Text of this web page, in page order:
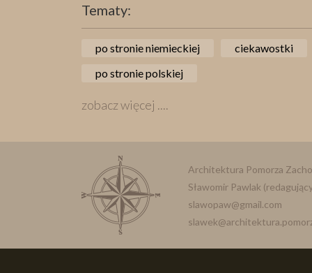
Tematy:
po stronie niemieckiej
ciekawostki
po stronie polskiej
zobacz więcej ....
Architektura Pomorza
Sławomir Pawlak
slawopaw@gmail.com